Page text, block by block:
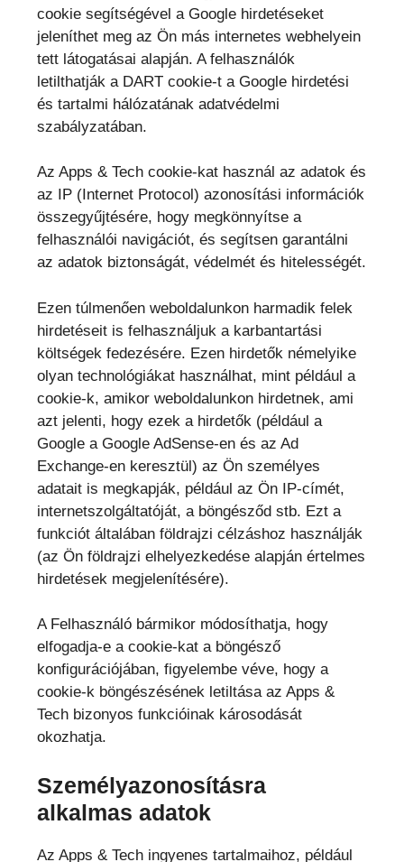
cookie segítségével a Google hirdetéseket
jeleníthet meg az Ön más internetes webhelyein
tett látogatásai alapján. A felhasználók
letilthatják a DART cookie-t a Google hirdetési
és tartalmi hálózatának adatvédelmi
szabályzatában.
Az Apps & Tech cookie-kat használ az adatok és
az IP (Internet Protocol) azonosítási információk
összegyűjtésére, hogy megkönnyítse a
felhasználói navigációt, és segítsen garantálni
az adatok biztonságát, védelmét és hitelességét.
Ezen túlmenően weboldalunkon harmadik felek
hirdetéseit is felhasználjuk a karbantartási
költségek fedezésére. Ezen hirdetők némelyike
olyan technológiákat használhat, mint például a
cookie-k, amikor weboldalunkon hirdetnek, ami
azt jelenti, hogy ezek a hirdetők (például a
Google a Google AdSense-en és az Ad
Exchange-en keresztül) az Ön személyes
adatait is megkapják, például az Ön IP-címét,
internetszolgáltatóját, a böngésződ stb. Ezt a
funkciót általában földrajzi célzáshoz használják
(az Ön földrajzi elhelyezkedése alapján értelmes
hirdetések megjelenítésére).
A Felhasználó bármikor módosíthatja, hogy
elfogadja-e a cookie-kat a böngésző
konfigurációjában, figyelembe véve, hogy a
cookie-k böngészésének letiltása az Apps &
Tech bizonyos funkcióinak károsodását
okozhatja.
Személyazonosításra
alkalmas adatok
Az Apps & Tech ingyenes tartalmaihoz, például